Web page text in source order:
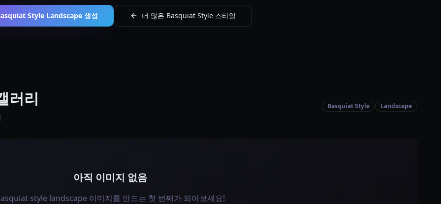
Style Landscape 생성 더 많은 Basquiat Style 스타일
러리 Basquiat Style Landscape
아직 이미지 없음
style landscape 이미지를 만드는 첫 번째가 되어보세요!